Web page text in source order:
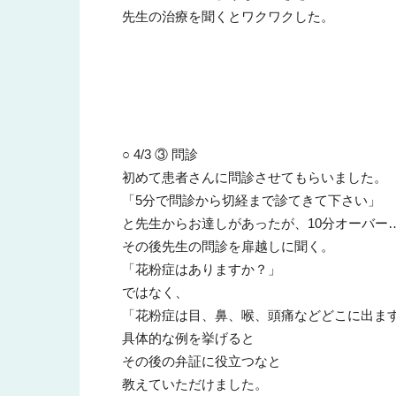
先生の治療を聞くとワクワクした。
○ 4/3 ③ 問診
初めて患者さんに問診させてもらいました。
「5分で問診から切経まで診てきて下さい」
と先生からお達しがあったが、10分オーバー
その後先生の問診を扉越しに聞く。
「花粉症はありますか？」
ではなく、
「花粉症は目、鼻、喉、頭痛などどこに出ま
具体的な例を挙げると
その後の弁証に役立つなと
教えていただけました。